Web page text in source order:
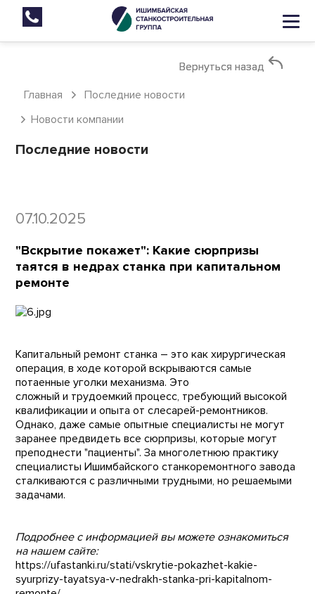
Вернуться назад
Главная
Вернуться назад
Последние новости
Новости компании
Последние новости
07.10.2025
"Вскрытие покажет": Какие сюрпризы
таятся в недрах станка при капитальном
ремонте
Капитальный ремонт станка – это как хирургическая
операция, в ходе которой вскрываются самые
потаенные уголки механизма. Это
сложный и трудоемкий процесс, требующий высокой
квалификации и опыта от слесарей-ремонтников.
Однако, даже самые опытные специалисты не могут
заранее предвидеть все сюрпризы, которые могут
преподнести "пациенты". За многолетнюю практику
специалисты Ишимбайского станкоремонтного завода
сталкиваются с различными трудными, но решаемыми
задачами.
Подробнее с информацией вы можете ознакомиться
на нашем сайте:
https://ufastanki.ru/stati/vskrytie-pokazhet-kakie-
syurprizy-tayatsya-v-nedrakh-stanka-pri-kapitalnom-